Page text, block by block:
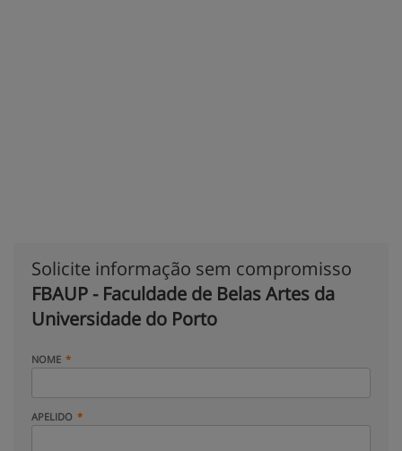
Solicite informação sem compromisso
FBAUP - Faculdade de Belas Artes da
Universidade do Porto
NOME
APELIDO